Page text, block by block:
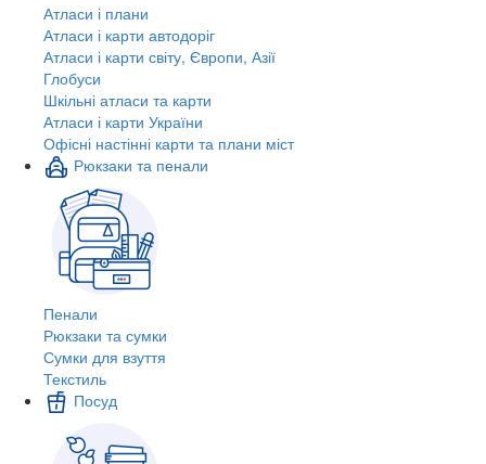
Атласи і плани
Атласи і карти автодоріг
Атласи і карти світу, Європи, Азії
Глобуси
Шкільні атласи та карти
Атласи і карти України
Офісні настінні карти та плани міст
Рюкзаки та пенали
Пенали
Рюкзаки та сумки
Сумки для взуття
Текстиль
Посуд